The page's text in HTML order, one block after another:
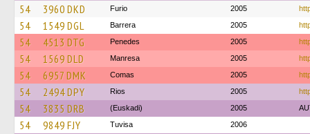
54 3960 DKD Furio 2005
54 1549 DGL Barrera 2005
54 4513 DTG Penedes 2005
54 1569 DLD Manresa 2005
54 6957 DMK Comas 2005
54 2494 DPY Rios 2005
54 3835 DRB (Euskadi) 2005
54 9849 FJY Tuvisa 2006